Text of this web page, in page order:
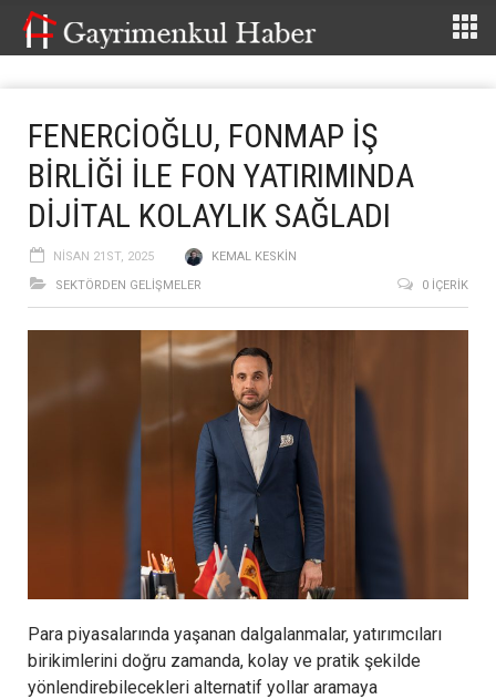
FENERCİOĞLU, FONMAP İŞ
BİRLİĞİ İLE FON YATIRIMINDA
DİJİTAL KOLAYLIK SAĞLADI
NISAN 21ST, 2025
KEMAL KESKIN
SEKTÖRDEN GELIŞMELER
0 İÇERIK
Para piyasalarında yaşanan dalgalanmalar, yatırımcıları
birikimlerini doğru zamanda, kolay ve pratik şekilde
yönlendirebilecekleri alternatif yollar aramaya